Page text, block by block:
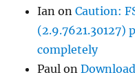
Ian onCaution:
(2.9.7621.30127)
completely
Paul on